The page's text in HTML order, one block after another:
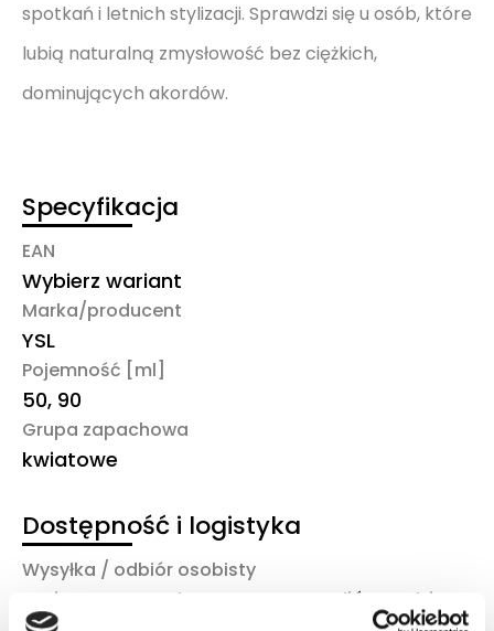
spotkań i letnich stylizacji. Sprawdzi się u osób, które
lubią naturalną zmysłowość bez ciężkich,
dominujących akordów.
Specyfikacja
EAN
Wybierz wariant
Marka/producent
YSL
Pojemność [ml]
50, 90
Grupa zapachowa
kwiatowe
Dostępność i logistyka
Wysyłka / odbiór osobisty
Kurier DHL, Paczkomat InPost, odiór osobisty